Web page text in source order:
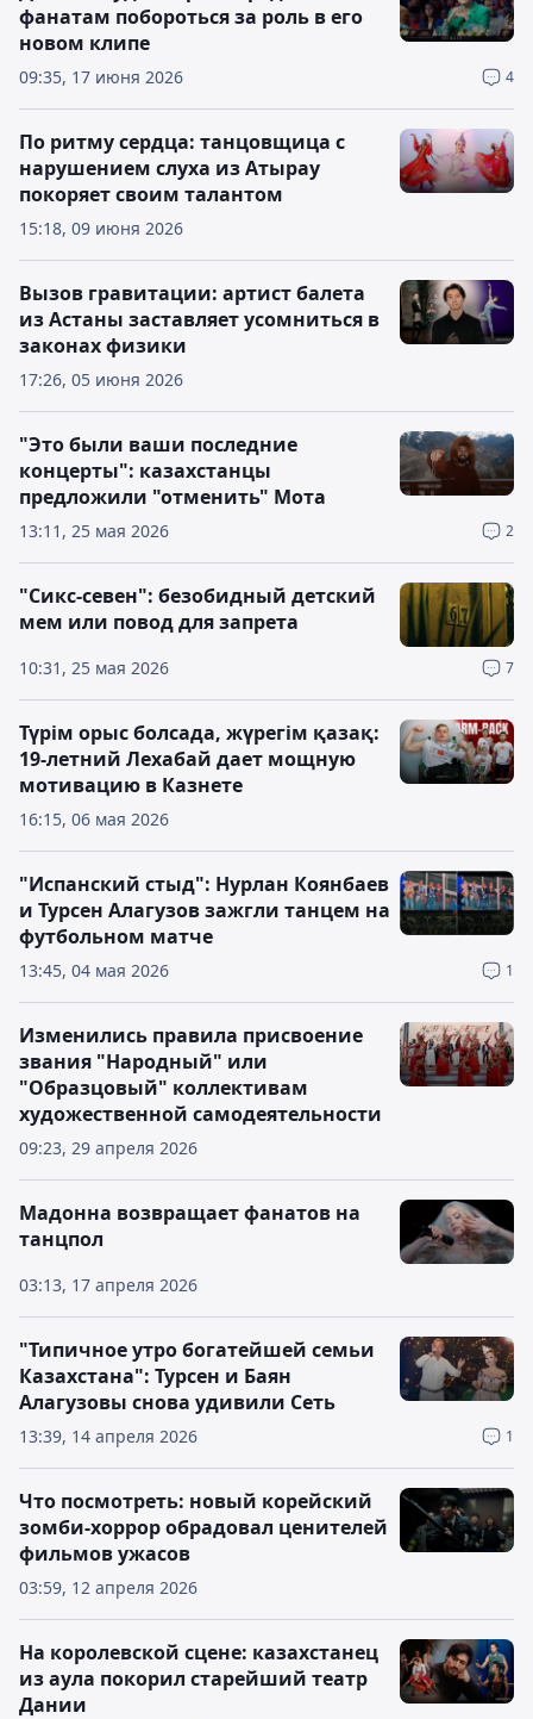
09:35, 17 июня 2026 4
фанатам побороться за роль в его
новом клипе
15:18, 09 июня 2026
По ритму сердца: танцовщица с
нарушением слуха из Атырау
покоряет своим талантом
17:26, 05 июня 2026
Вызов гравитации: артист балета
из Астаны заставляет усомниться в
законах физики
13:11, 25 мая 2026 2
"Это были ваши последние
концерты": казахстанцы
предложили "отменить" Мота
10:31, 25 мая 2026 7
"Сикс-севен": безобидный детский
мем или повод для запрета
16:15, 06 мая 2026
Түрім орыс болсада, жүрегім қазақ:
19-летний Лехабай дает мощную
мотивацию в Казнете
13:45, 04 мая 2026 1
"Испанский стыд": Нурлан Коянбаев
и Турсен Алагузов зажгли танцем на
футбольном матче
09:23, 29 апреля 2026
Изменились правила присвоение
звания "Народный" или
"Образцовый" коллективам
художественной самодеятельности
03:13, 17 апреля 2026
Мадонна возвращает фанатов на
танцпол
13:39, 14 апреля 2026 1
"Типичное утро богатейшей семьи
Казахстана": Турсен и Баян
Алагузовы снова удивили Сеть
03:59, 12 апреля 2026
Что посмотреть: новый корейский
зомби-хоррор обрадовал ценителей
фильмов ужасов
На королевской сцене: казахстанец
из аула покорил старейший театр
Дании